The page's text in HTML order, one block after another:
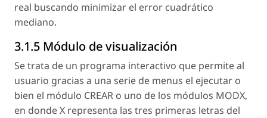
real buscando minimizar el error cuadrático
mediano.
3.1.5 Módulo de visualización
Se trata de un programa interactivo que permite al
usuario gracias a una serie de menus el ejecutar o
bien el módulo CREAR o uno de los módulos MODX,
en donde X representa las tres primeras letras del